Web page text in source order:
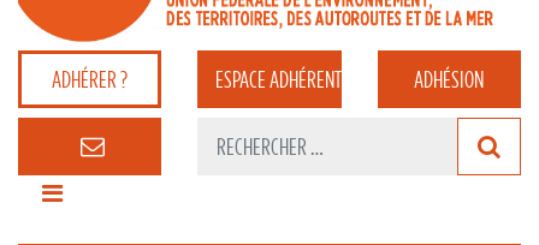
ADHÉRER ? ESPACEADHÉRENT ADHÉSION